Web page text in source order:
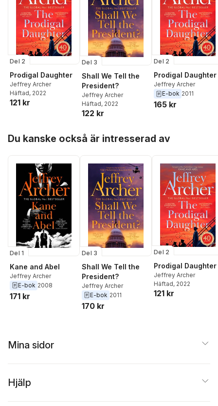
Del 2
Prodigal Daughter
Jeffrey Archer
Häftad, 2022
121 kr
Del 3
Shall We Tell the
President?
Jeffrey Archer
Häftad, 2022
122 kr
Del 2
Prodigal Daughter
Jeffrey Archer
E-bok 2011
165 kr
Du kanske också är intresserad av
Del 1
Kane and Abel
Jeffrey Archer
E-bok 2008
171 kr
Del 3
Shall We Tell the
President?
Jeffrey Archer
E-bok 2011
170 kr
Del 2
Prodigal Daughter
Jeffrey Archer
Häftad, 2022
121 kr
Mina sidor
Hjälp